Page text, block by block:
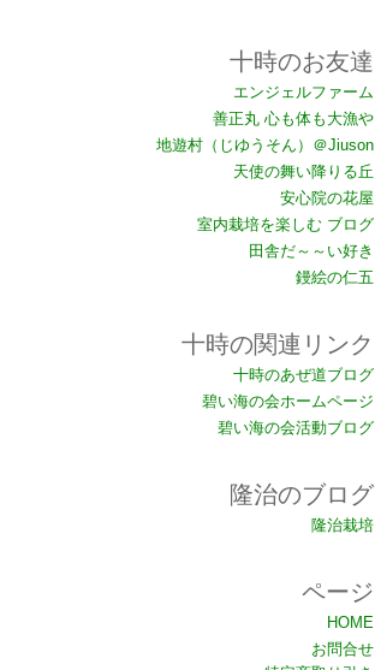
十時のお友達
エンジェルファーム
善正丸 心も体も大漁や
地遊村（じゆうそん）＠Jiuson
天使の舞い降りる丘
安心院の花屋
室内栽培を楽しむ ブログ
田舎だ～～い好き
鏝絵の仁五
十時の関連リンク
十時のあぜ道ブログ
碧い海の会ホームページ
碧い海の会活動ブログ
隆治のブログ
隆治栽培
ページ
HOME
お問合せ